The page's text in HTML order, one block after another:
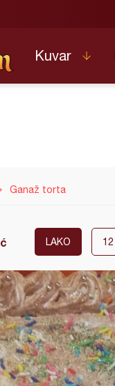
Kuvar
Ganaž torta
LAKO 12